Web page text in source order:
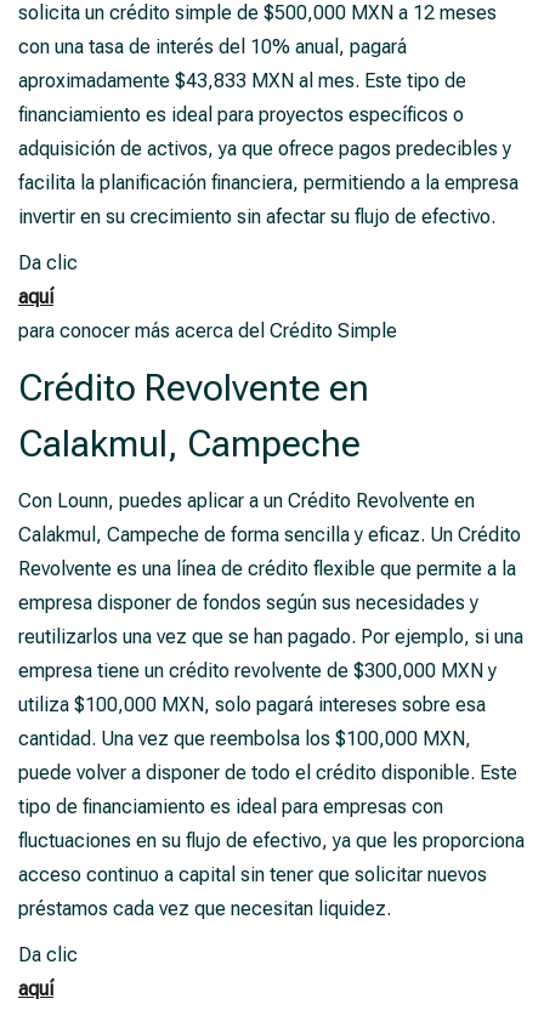
solicita un crédito simple de $500,000 MXN a 12 meses
con una tasa de interés del 10% anual, pagará
aproximadamente $43,833 MXN al mes. Este tipo de
financiamiento es ideal para proyectos específicos o
adquisición de activos, ya que ofrece pagos predecibles y
facilita la planificación financiera, permitiendo a la empresa
invertir en su crecimiento sin afectar su flujo de efectivo.
Da clic
aquí
para conocer más acerca del Crédito Simple
Crédito Revolvente en
Calakmul, Campeche
Con Lounn, puedes aplicar a un Crédito Revolvente en
Calakmul, Campeche de forma sencilla y eficaz. Un Crédito
Revolvente es una línea de crédito flexible que permite a la
empresa disponer de fondos según sus necesidades y
reutilizarlos una vez que se han pagado. Por ejemplo, si una
empresa tiene un crédito revolvente de $300,000 MXN y
utiliza $100,000 MXN, solo pagará intereses sobre esa
cantidad. Una vez que reembolsa los $100,000 MXN,
puede volver a disponer de todo el crédito disponible. Este
tipo de financiamiento es ideal para empresas con
fluctuaciones en su flujo de efectivo, ya que les proporciona
acceso continuo a capital sin tener que solicitar nuevos
préstamos cada vez que necesitan liquidez.
Da clic
aquí